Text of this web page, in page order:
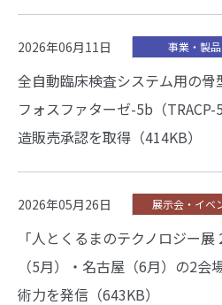
2026年06月11日 事業・製品
全自動臨床検査システム用の
フォスファターゼ-5b（
造販売承認を取得（414KB）
2026年05月26日 展示会・イベ
「人とくるまのテクノロジー
（5月）・名古屋（6月）の2会
術力を発信（643KB）